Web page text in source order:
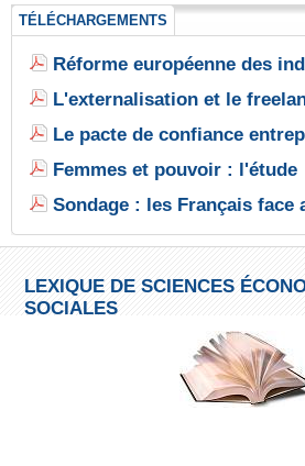
TÉLÉCHARGEMENTS
Réforme européenne des
L'externalisation et le
Le pacte de confiance
Femmes et pouvoir : l'étude
Sondage : les Français face
LEXIQUE DE SCIENCES
SOCIALES